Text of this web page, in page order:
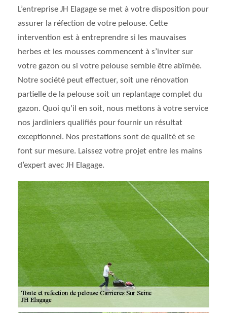
L’entreprise JH Elagage se met à votre disposition pour
assurer la réfection de votre pelouse. Cette
intervention est à entreprendre si les mauvaises
herbes et les mousses commencent à s’inviter sur
votre gazon ou si votre pelouse semble être abîmée.
Notre société peut effectuer, soit une rénovation
partielle de la pelouse soit un replantage complet du
gazon. Quoi qu’il en soit, nous mettons à votre service
nos jardiniers qualifiés pour fournir un résultat
exceptionnel. Nos prestations sont de qualité et se
font sur mesure. Laissez votre projet entre les mains
d’expert avec JH Elagage.